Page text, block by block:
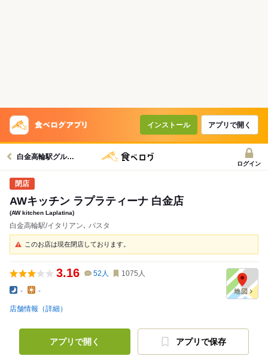
インストール アプリで開く
白金高輪駅グルメへ
ログイン
AWキッチン ラプラティーナ 白金店
(AW kitchen Laplatina)
白金高輪駅/イタリアン､ パスタ
このお店は現在閉店しております。
3.16 52 人 1075 人
- -
店舗情報（詳細）
アプリで開く アプリで保存